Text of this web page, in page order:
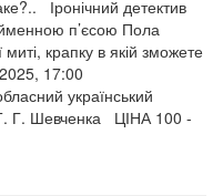
Іронічний детектив
п’єсою Пола
крапку в якій зможете
17:00
український
Г. Шевченка ЦІНА 100 -